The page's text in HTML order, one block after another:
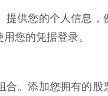
提供您的个人信息
您的凭据登录。
。添加您拥有的股